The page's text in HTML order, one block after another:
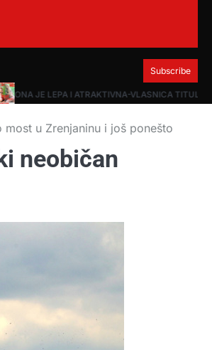
Subscribe
ONA JE LEPA I ATRAKTIVNA-VLASNICA TITULE
u Zrenjaninu i još ponešto
neobičan